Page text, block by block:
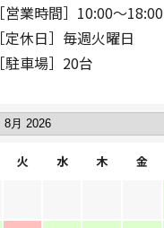
［営業時間］10:00〜18:00
［定休日］毎週火曜日
［駐車場］20台
火 水 木 金